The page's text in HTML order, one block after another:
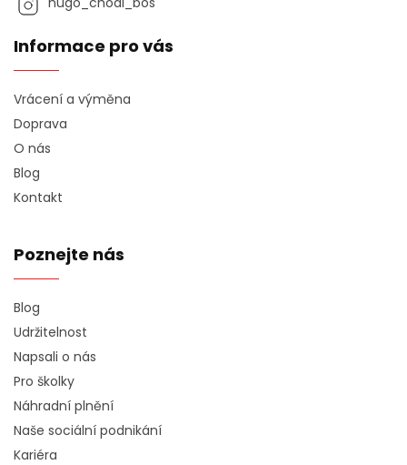
Informace pro vás
Vrácení a výměna
Doprava
O nás
Blog
Kontakt
Poznejte nás
Blog
Udržitelnost
Napsali o nás
Pro školky
Náhradní plnění
Naše sociální podnikání
Kariéra